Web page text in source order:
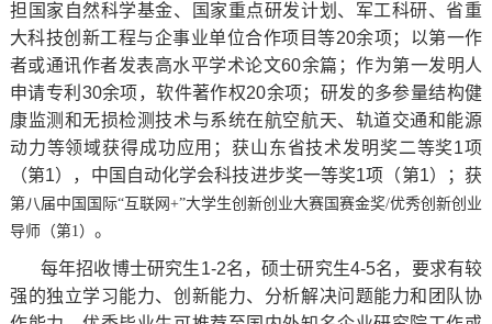
担国家自然科学基金、国家重点研发计划、军工科研、省重
大科技创新工程与企事业单位合作项目等20余项；以第一作
者或通讯作者发表高水平学术论文60余篇；作为第一发明人
申请专利30余项，软件著作权20余项；研发的多参量结构健
康监测和无损检测技术与系统在航空航天、轨道交通和能源
动力等领域获得成功应用；获山东省技术发明奖二等奖1项
（第1），中国自动化学会科技进步奖一等奖1项（第1）；获
第八届中国国际“互联网+”大学生创新创业大赛国赛金奖/优秀创新创业
导师 （第1） 。
每年招收博士研究生1-2名，硕士研究生4-5名，要求有较
强的独立学习能力、创新能力、分析解决问题能力和团队协